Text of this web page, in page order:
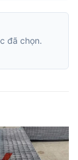
đã chọn.